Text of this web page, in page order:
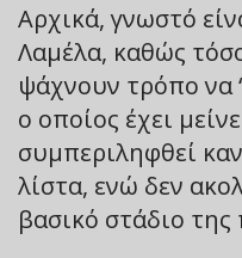
Αρχικά, γνωστό
Λαμέλα, καθώς
ψάχνουν τρόπο να
ο οποίος έχει
συμπεριληφθεί
λίστα, ενώ δεν
βασικό στάδιο της